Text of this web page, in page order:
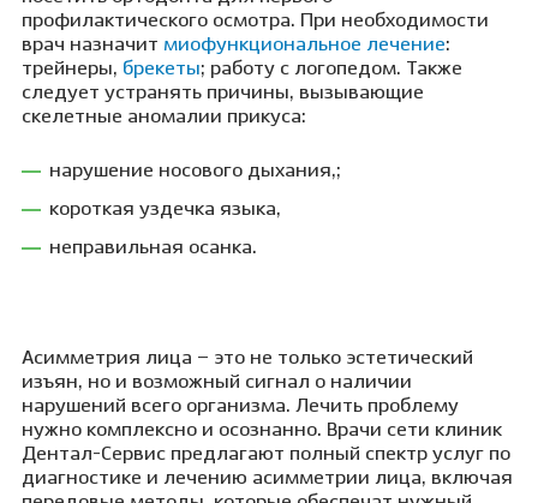
профилактического осмотра. При необходимости
врач назначит миофункциональное лечение:
трейнеры, брекеты; работу с логопедом. Также
следует устранять причины, вызывающие
скелетные аномалии прикуса:
нарушение носового дыхания,;
короткая уздечка языка,
неправильная осанка.
Асимметрия лица – это не только эстетический
изъян, но и возможный сигнал о наличии
нарушений всего организма. Лечить проблему
нужно комплексно и осознанно. Врачи сети клиник
Дентал-Сервис предлагают полный спектр услуг по
диагностике и лечению асимметрии лица, включая